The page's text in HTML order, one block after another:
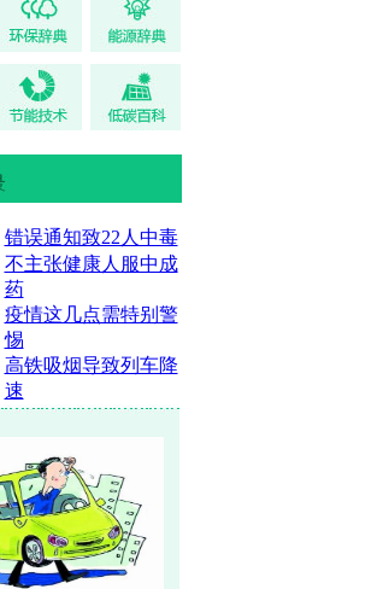
错误通知致22人中毒
不主张健康人服中成
药
疫情这几点需特别警
惕
高铁吸烟导致列车降
速